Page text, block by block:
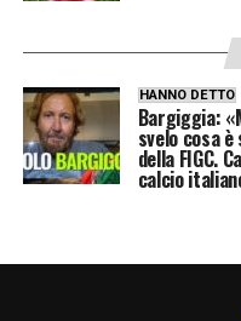
HANNO DETTO
Bargiggia:
svelo cosa
della FIGC.
calcio